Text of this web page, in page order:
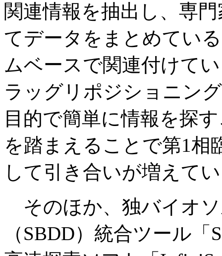
関連情報を抽出し、専
てデータをまとめてい
ムベースで関連付けて
ラッグリポジショニン
目的で簡単に情報を探
を踏まえることで第1相
して引き合いが増えて
そのほか、独バイオ
（SBDD）統合ツール